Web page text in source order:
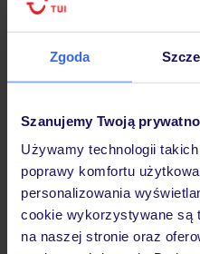
Zgoda
Szanujemy Twoją
Używamy technologii
poprawy komfortu
personalizowania
cookie wykorzystywane są
na naszej stronie oraz
1 663 OSOBA
Warszawa-Chopina (09:25)
Śniadanie
idealny dla rodzin z dziećmi